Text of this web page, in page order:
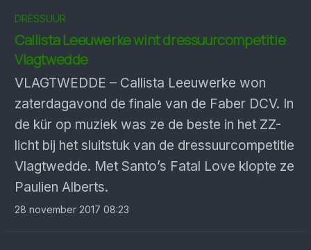
DRESSUUR
Callista Leeuwerke wint dressuurcompetitie
Vlagtwedde
VLAGTWEDDE – Callista Leeuwerke won
zaterdagavond de finale van de Faber DCV. In
de kür op muziek was ze de beste in het ZZ-
licht bij het sluitstuk van de dressuurcompetitie
Vlagtwedde. Met Santo’s Fatal Love klopte ze
Paulien Alberts.
28 november 2017 08:23